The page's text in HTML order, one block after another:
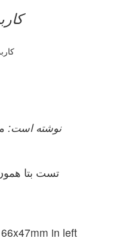
taraneh_43 نوشته است:
تست بتا
in left